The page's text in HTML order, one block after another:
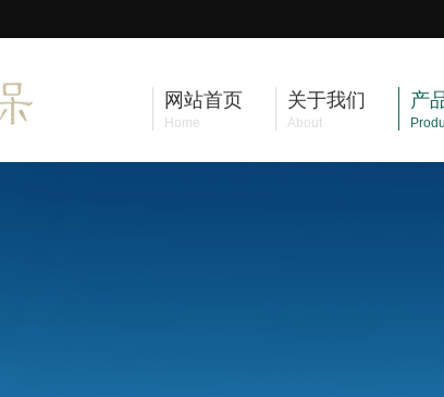
网站首页
Home
关于我们
About
产